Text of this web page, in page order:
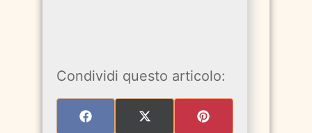
Condividi questo articolo:
SHARE
SHARE
SHARE